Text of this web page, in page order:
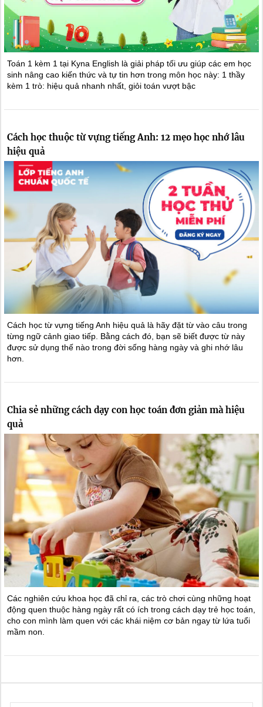
Toán 1 kèm 1 tại Kyna English là giải pháp tối ưu giúp các em học
sinh nâng cao kiến thức và tự tin hơn trong môn học này: 1 thầy
kèm 1 trò: hiệu quả nhanh nhất, giỏi toán vượt bậc
Cách học thuộc từ vựng tiếng Anh: 12 mẹo học nhớ lâu
hiệu quả
Cách học từ vựng tiếng Anh hiệu quả là hãy đặt từ vào câu trong
từng ngữ cảnh giao tiếp. Bằng cách đó, bạn sẽ biết được từ này
được sử dụng thế nào trong đời sống hàng ngày và ghi nhớ lâu
hơn.
Chia sẻ những cách dạy con học toán đơn giản mà hiệu
quả
Các nghiên cứu khoa học đã chỉ ra, các trò chơi cùng những hoạt
động quen thuộc hàng ngày rất có ích trong cách dạy trẻ học toán,
cho con mình làm quen với các khái niệm cơ bản ngay từ lứa tuổi
mầm non.